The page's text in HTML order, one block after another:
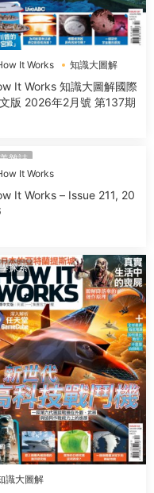
It Works 知識大圖解
It Works 知識大圖解國際
版 2026年2月號 第137期
雜誌
It Works
It Works – Issue 211, 20
探索
識大圖解